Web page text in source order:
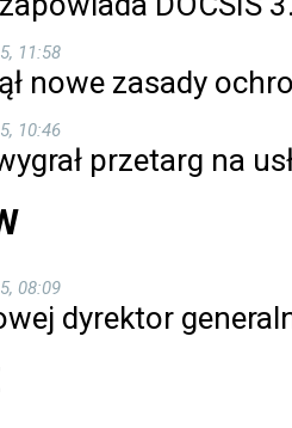
11:58
nowe zasady
10:46
przetarg na
08:09
dyrektor